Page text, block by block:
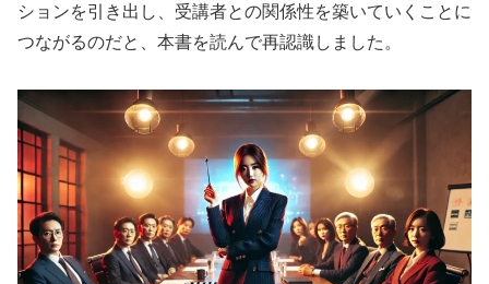
ションを引き出し、受講者との関係性を築いていくことに
つながるのだと、本書を読んで再認識しました。